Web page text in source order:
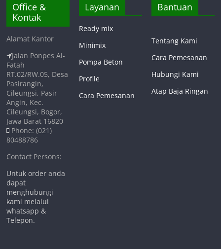
Office &
Kontak
Alamat Kantor
Jalan Ponpes Al-
Fatah
RT.02/RW.05, Desa
Pasirangin,
Cileungsi, Pasir
Angin, Kec.
Cileungsi, Bogor,
Jawa Barat 16820
Phone: (021)
80488786
Contact Persons:
Untuk order anda
dapat
menghubungi
kami melalui
whatsapp &
Telepon.
Layanan
Ready mix
Minimix
Pompa Beton
Profile
Cara Pemesanan
Bantuan
Tentang Kami
Cara Pemesanan
Hubungi Kami
Atap Baja Ringan